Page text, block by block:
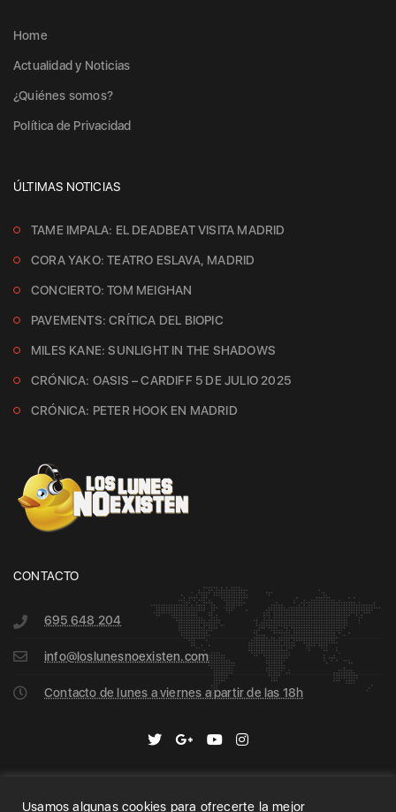
Home
Actualidad y Noticias
¿Quiénes somos?
Política de Privacidad
ÚLTIMAS NOTICIAS
TAME IMPALA: EL DEADBEAT VISITA MADRID
CORA YAKO: TEATRO ESLAVA, MADRID
CONCIERTO: TOM MEIGHAN
PAVEMENTS: CRÍTICA DEL BIOPIC
MILES KANE: SUNLIGHT IN THE SHADOWS
CRÓNICA: OASIS – CARDIFF 5 DE JULIO 2025
CRÓNICA: PETER HOOK EN MADRID
CONTACTO
695 648 204
info@loslunesnoexisten.com
Contacto de lunes a viernes a partir de las 18h
Usamos algunas cookies para ofrecerte la mejor